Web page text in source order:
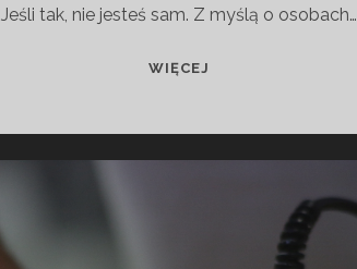
Jeśli tak, nie jesteś sam. Z myślą o osobach…
WIĘCEJ